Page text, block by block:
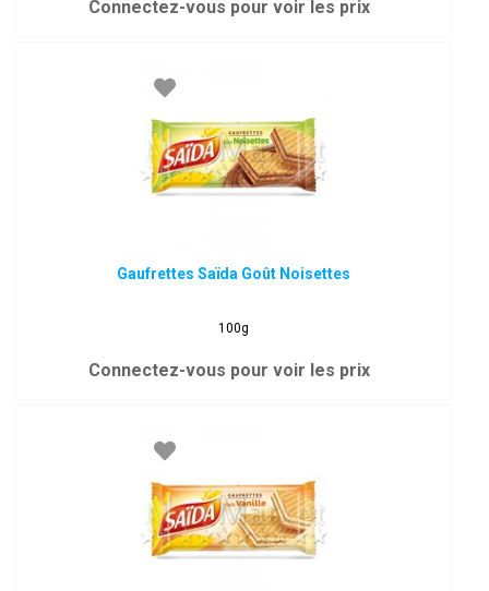
Connectez-vous pour voir les prix
Gaufrettes Saïda Goût Noisettes
100g
Connectez-vous pour voir les prix